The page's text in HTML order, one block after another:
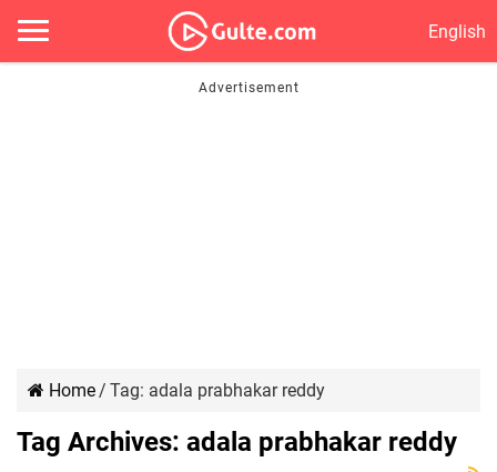
English
Home/ Tag: adala prabhakar reddy
Tag Archives: adala prabhakar reddy